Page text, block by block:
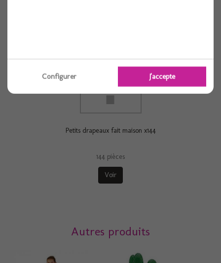
Petits drapeaux fait maison x144
144 pièces
Voir
Autres produits
Configurer J'accepte